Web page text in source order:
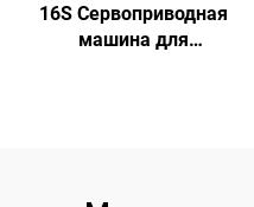
16S Сервоприводная
машина для